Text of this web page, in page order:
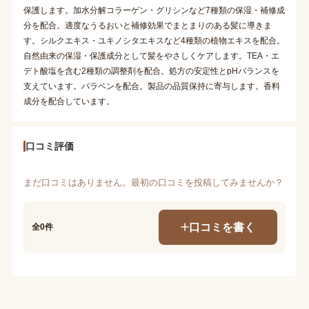
保護します。加水分解コラーゲン・グリシンなど7種類の保湿・補修成
分を配合。適度なうるおいと補修効果でまとまりのある髪に導きま
す。シルクエキス・ユキノシタエキスなど4種類の植物エキスを配合。
自然由来の保湿・保護成分として髪をやさしくケアします。TEA・エ
デト酸塩を含む2種類の調整剤を配合。処方の安定性とpHバランスを
支えています。パラベンを配合。製品の品質保持に寄与します。香料
成分を配合しています。
口コミ評価
まだ口コミはありません。最初の口コミを投稿してみませんか？
全0件 口コミを書く